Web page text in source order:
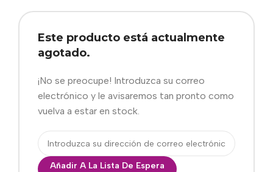
Este producto está actualmente
agotado.
¡No se preocupe! Introduzca su correo
electrónico y le avisaremos tan pronto como
vuelva a estar en stock.
Añadir A La Lista De Espera